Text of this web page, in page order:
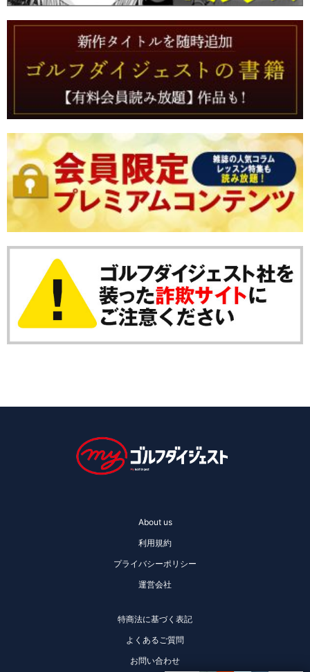
About us
利用規約
プライバシーポリシー
運営会社
特商法に基づく表記
よくあるご質問
お問い合わせ